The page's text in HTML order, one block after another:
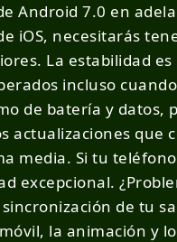
Android 7.0 en
iOS, necesitarás
La estabilidad
incluso
de batería y
actualizaciones
media. Si tu
excepcional.
de tu
la animación y